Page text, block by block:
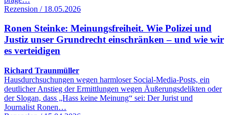
Rezension / 18.05.2026
Ronen Steinke: Meinungsfreiheit. Wie Polizei und
Justiz unser Grundrecht einschränken – und wie wir
es verteidigen
Richard Traunmüller
Hausdurchsuchungen wegen harmloser Social-Media-Posts, ein
deutlicher Anstieg der Ermittlungen wegen Äußerungsdelikten oder
der Slogan, dass „Hass keine Meinung“ sei: Der Jurist und
Journalist Ronen…